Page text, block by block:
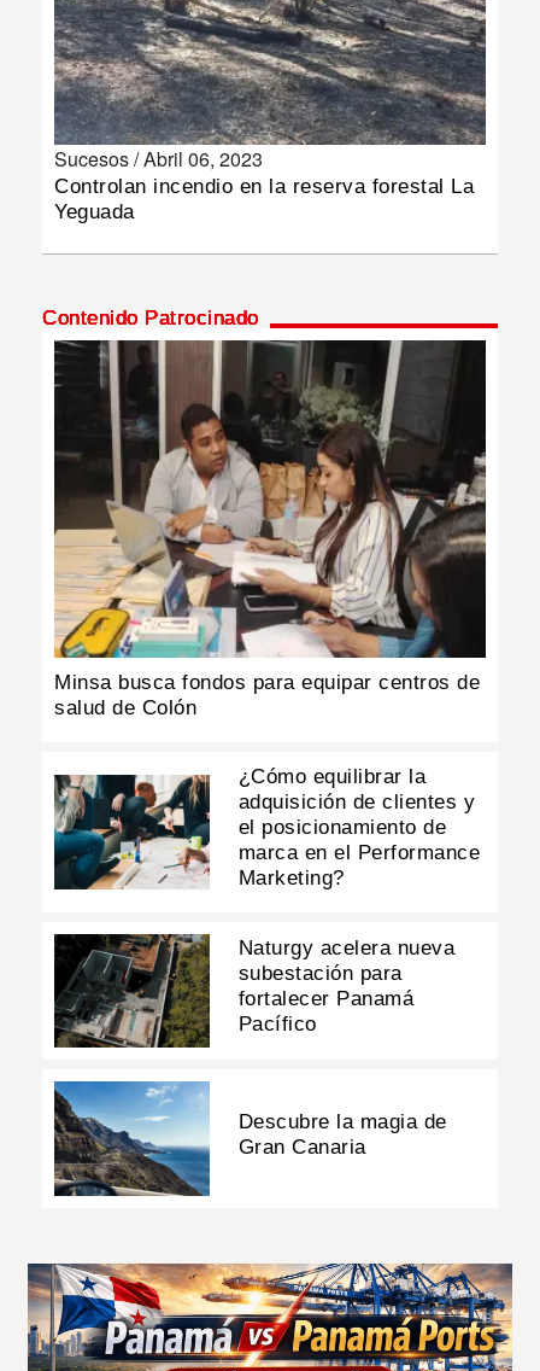
Sucesos /Abril 06, 2023
Controlan incendio en la reserva forestal La
Yeguada
Contenido Patrocinado
Minsa busca fondos para equipar centros de
salud de Colón
¿Cómo equilibrar la
adquisición de clientes y
el posicionamiento de
marca en el Performance
Marketing?
Naturgy acelera nueva
subestación para
fortalecer Panamá
Pacífico
Descubre la magia de
Gran Canaria